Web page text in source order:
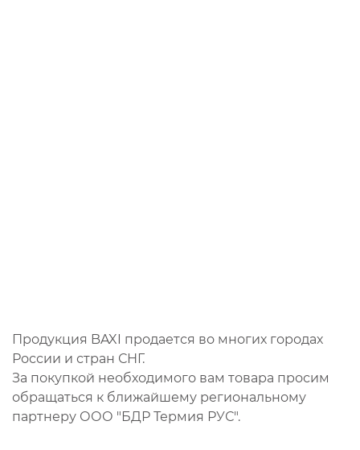
Продукция BAXI продается во многих городах
России и стран СНГ.
За покупкой необходимого вам товара просим
обращаться к ближайшему региональному
партнеру ООО "БДР Термия РУС".